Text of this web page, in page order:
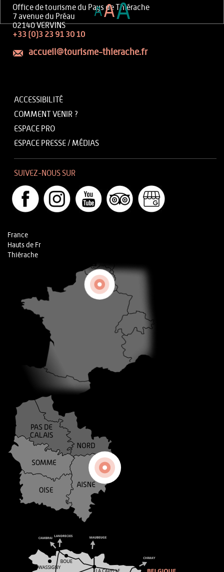
Office de tourisme du Pays de Thiérache
7 avenue du Préau
02140 VERVINS
+33 (0)3 23 91 30 10
accueil@tourisme-thierache.fr
ACCESSIBILITÉ
COMMENT VENIR ?
ESPACE PRO
ESPACE PRESSE / MÉDIAS
SUIVEZ-NOUS SUR
France
Hauts de Fr
Thiérache
AAA